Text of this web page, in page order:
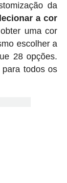
da
a cor
uma cor
escolher a
28 opções.
todos os